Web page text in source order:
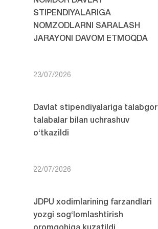
STIPENDIYALARIGA
NOMZODLARNI SARALASH
JARAYONI DAVOM ETMOQDA
23/07/2026
Davlat stipendiyalariga talabgor
talabalar bilan uchrashuv
o‘tkazildi
22/07/2026
JDPU xodimlarining farzandlari
yozgi sog‘lomlashtirish